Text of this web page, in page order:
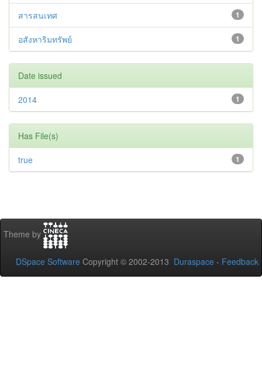
1
สารสนเทศ
1
อสังหาริมทรัพย์
Date issued
1
2014
Has File(s)
1
true
Theme by
DSpace Software Copyright © 2002-2013 Duraspace - Feedback